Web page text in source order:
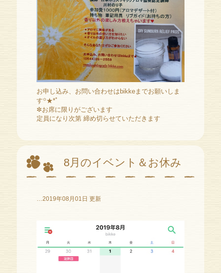
お申し込み、お問い合わせはbikkeまでお願いしま
す꙳★*ﾟ
✼お席に限りがございます
定員になり次第 締め切らせていただきます
8月のイベント＆お休み
…2019年08月01日 更新